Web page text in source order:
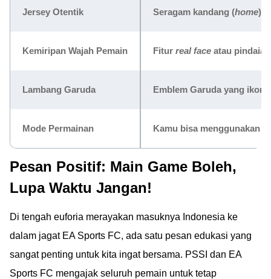
Jersey Otentik Seragam kandang (home)
Kemiripan Wajah Pemain Fitur real face atau
Lambang Garuda Emblem Garuda yang
Mode Permainan Kamu bisa menggunakan
Pesan Positif: Main Game Boleh,
Lupa Waktu Jangan!
Di tengah euforia merayakan masuknya Indonesia ke
dalam jagat EA Sports FC, ada satu pesan edukasi yang
sangat penting untuk kita ingat bersama. PSSI dan EA
Sports FC mengajak seluruh pemain untuk tetap